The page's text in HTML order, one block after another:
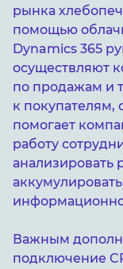
рынка
помощью
Dynamics 365
осуществляют
по продажам и
к покупателям,
помогает
работу
анализировать
Важным
подключение